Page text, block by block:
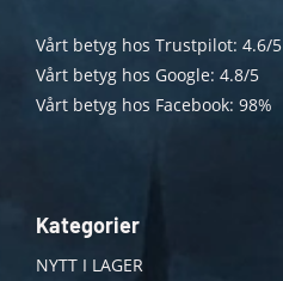
Vårt betyg hos Trustpilot: 4.6/5
Vårt betyg hos Google: 4.8/5
Vårt betyg hos Facebook: 98%
Kategorier
NYTT I LAGER